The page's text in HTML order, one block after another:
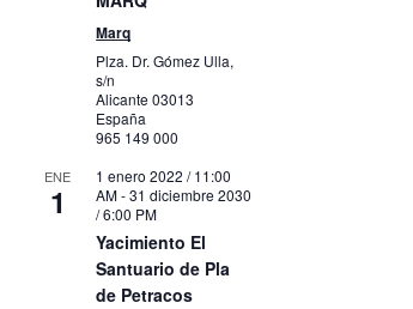
Marq
Plza. Dr. Gómez Ulla,
s/n
Alicante03013
España
965 149 000
ENE
1
1 enero 2022 / 11:00
AM-31 diciembre 2030
/ 6:00 PM
Yacimiento El
Santuario de Pla
de Petracos